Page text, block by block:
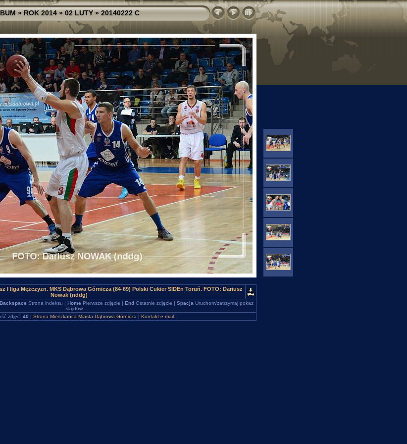
»ROK 2014»02 LUTY»20140222 C
I liga Mężczyzn. MKS Dąbrowa Górnicza (84-69) Polski Cukier SIDEn Toruń. FOTO: Dariusz
Nowak (nddg)
Backspace Strona indeksu | Home Pierwsze zdjęcie | EndOstatnie zdjęcie | Spacja Uruchom/zatrzymaj pokaz
slajdów
zdjęć: 40 | Strona Mieszkańca Miasta Dąbrowa Górnicza | Kontakt e-mail: